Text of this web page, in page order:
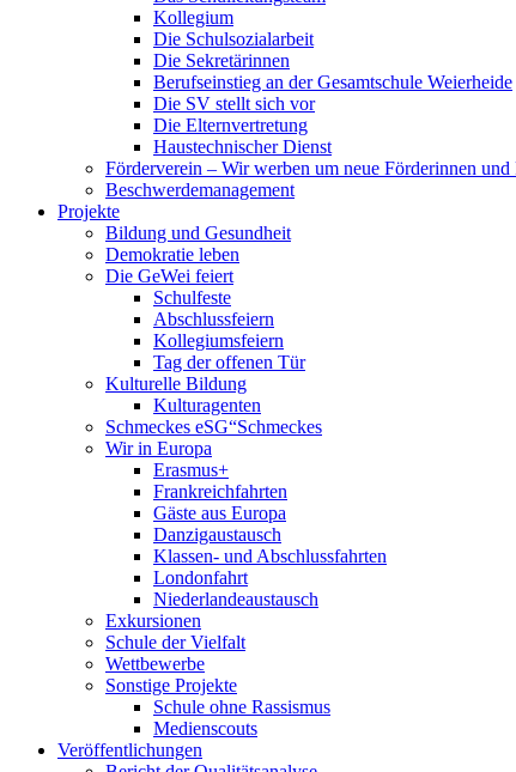
Kollegium
Die Schulsozialarbeit
Die Sekretärinnen
Berufseinstieg an der Gesamtschule Weierheide
Die SV stellt sich vor
Die Elternvertretung
Haustechnischer Dienst
Förderverein – Wir werben um neue Förderinnen und
Beschwerdemanagement
Projekte
Bildung und Gesundheit
Demokratie leben
Die GeWei feiert
Schulfeste
Abschlussfeiern
Kollegiumsfeiern
Tag der offenen Tür
Kulturelle Bildung
Kulturagenten
Schmeckes eSG“Schmeckes
Wir in Europa
Erasmus+
Frankreichfahrten
Gäste aus Europa
Danzigaustausch
Klassen- und Abschlussfahrten
Londonfahrt
Niederlandeaustausch
Exkursionen
Schule der Vielfalt
Wettbewerbe
Sonstige Projekte
Schule ohne Rassismus
Medienscouts
Veröffentlichungen